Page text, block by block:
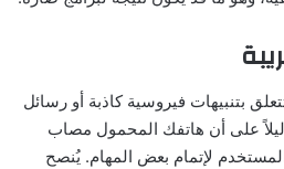
بتنبيهات فيروسية كاذبة أو رسائل
على أن هاتفك المحمول مصاب
لإتمام بعض المهام. يُنصح